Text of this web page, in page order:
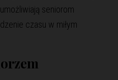
seniorom
czasu w miłym